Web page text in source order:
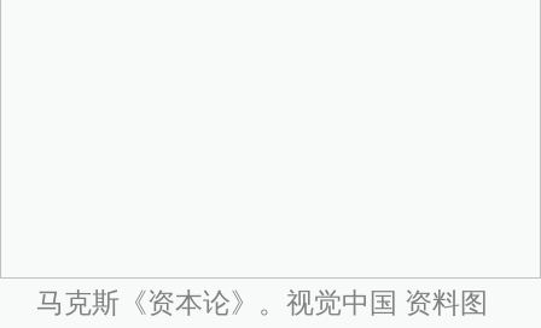
马克斯《资本论》。视觉中国 资料图